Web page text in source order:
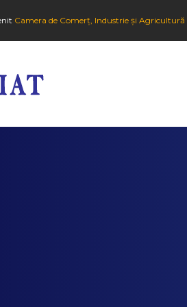
Camera de Comerț, Industrie și Agricultură